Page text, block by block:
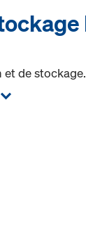
de stockage.